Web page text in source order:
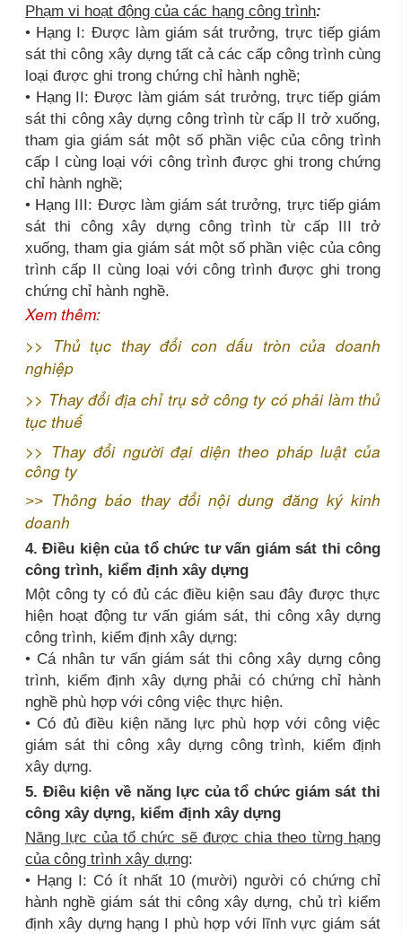
Phạm vi hoạt động của các hạng công trình:
• Hạng I: Được làm giám sát trưởng, trực tiếp giám
sát thi công xây dựng tất cả các cấp công trình cùng
loại được ghi trong chứng chỉ hành nghề;
• Hạng II: Được làm giám sát trưởng, trực tiếp giám
sát thi công xây dựng công trình từ cấp II trở xuống,
tham gia giám sát một số phần việc của công trình
cấp I cùng loại với công trình được ghi trong chứng
chỉ hành nghề;
• Hạng III: Được làm giám sát trưởng, trực tiếp giám
sát thi công xây dựng công trình từ cấp III trở
xuống, tham gia giám sát một số phần việc của công
trình cấp II cùng loại với công trình được ghi trong
chứng chỉ hành nghề.
Xem thêm:
>> Thủ tục thay đổi con dấu tròn của doanh
nghiệp
>> Thay đổi địa chỉ trụ sở công ty có phải làm thủ
tục thuế
>> Thay đổi người đại diện theo pháp luật của
công ty
>> Thông báo thay đổi nội dung đăng ký kinh
doanh
4. Điều kiện của tổ chức tư vấn giám sát thi công
công trình, kiểm định xây dựng
Một công ty có đủ các điều kiện sau đây được thực
hiện hoạt động tư vấn giám sát, thi công xây dựng
công trình, kiểm định xây dựng:
• Cá nhân tư vấn giám sát thi công xây dựng công
trình, kiểm định xây dựng phải có chứng chỉ hành
nghề phù hợp với công việc thực hiện.
• Có đủ điều kiện năng lực phù hợp với công việc
giám sát thi công xây dựng công trình, kiểm định
xây dựng.
5. Điều kiện về năng lực của tổ chức giám sát thi
công xây dựng, kiểm định xây dựng
Năng lực của tổ chức sẽ được chia theo từng hạng
của công trình xây dựng:
• Hạng I: Có ít nhất 10 (mười) người có chứng chỉ
hành nghề giám sát thi công xây dựng, chủ trì kiểm
định xây dựng hạng I phù hợp với lĩnh vực giám sát